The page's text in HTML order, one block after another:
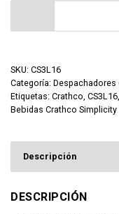
Despachador de
SKU: CS3L16
Categoría: Despachadores
Etiquetas: Crathco CS3L16
Bebidas Crathco Simplicity
Descripción
DESCRIPCIÓN